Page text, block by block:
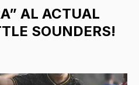
AL ACTUAL
SOUNDERS!